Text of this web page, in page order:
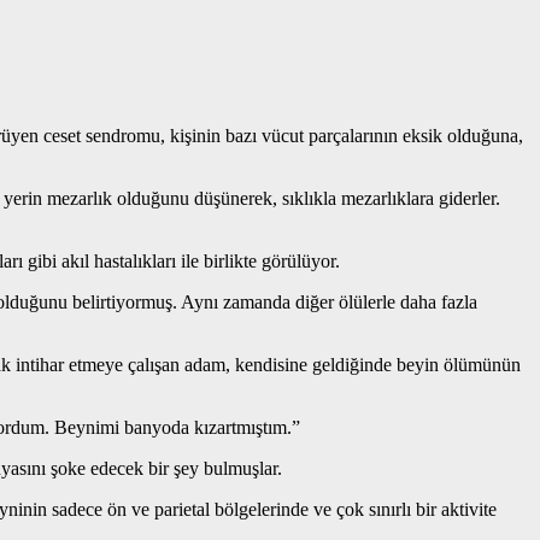
ceset sendromu, kişinin bazı vücut parçalarının eksik olduğuna,
mezarlık olduğunu düşünerek, sıklıkla mezarlıklara giderler.
gibi akıl hastalıkları ile birlikte görülüyor.
belirtiyormuş. Aynı zamanda diğer ölülerle daha fazla
etmeye çalışan adam, kendisine geldiğinde beyin ölümünün
Beynimi banyoda kızartmıştım.”
şoke edecek bir şey bulmuşlar.
sadece ön ve parietal bölgelerinde ve çok sınırlı bir aktivite